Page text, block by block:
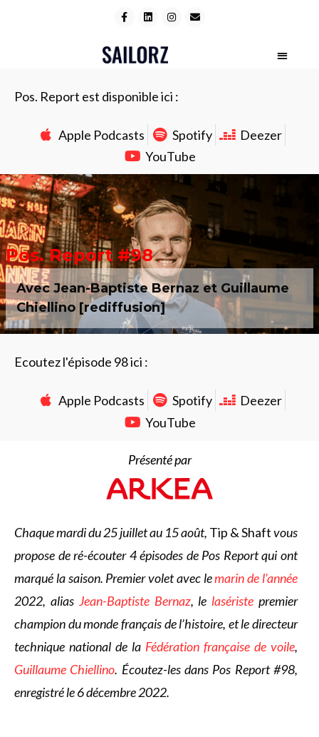
Pos. Report est disponible ici :
Apple Podcasts Spotify
Deezer
YouTube
Pos. Report #98
Avec Jean-Baptiste Bernaz et Guillaume
Chiellino [rediffusion]
Ecoutez l'épisode 98 ici :
Apple Podcasts Spotify
Deezer
YouTube
Présenté par
Chaque mardi du 25 juillet au 15 août, Tip & Shaftvous
propose de ré-écouter 4 épisodes de Pos Report qui ont
marqué la saison. Premier volet avec lemarin de l’année
2022, alias Jean-Baptiste Bernaz, le lasériste premier
champion du monde français de l’histoire, et le directeur
technique national de la Fédération française de voile,
Guillaume Chiellino. Écoutez-les dans Pos Report #98,
enregistré le 6 décembre 2022.